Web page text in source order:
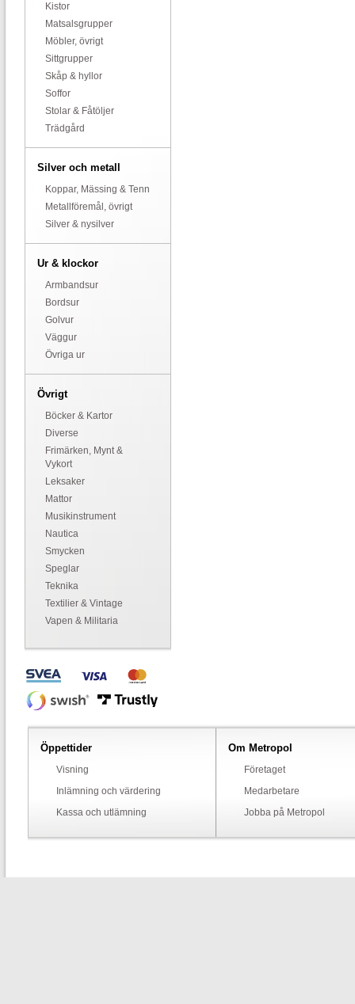
Kistor
Matsalsgrupper
Möbler, övrigt
Sittgrupper
Skåp & hyllor
Soffor
Stolar & Fåtöljer
Trädgård
Silver och metall
Koppar, Mässing & Tenn
Metallföremål, övrigt
Silver & nysilver
Ur & klockor
Armbandsur
Bordsur
Golvur
Väggur
Övriga ur
Övrigt
Böcker & Kartor
Diverse
Frimärken, Mynt &
Vykort
Leksaker
Mattor
Musikinstrument
Nautica
Smycken
Speglar
Teknika
Textilier & Vintage
Vapen & Militaria
Öppettider
Visning
Inlämning och värdering
Kassa och utlämning
Om Metropol
Företaget
Medarbetare
Jobba på Metropol